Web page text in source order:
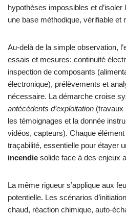
hypothèses impossibles et
une base méthodique, vérifiable et
Au-delà de la simple observation,
essais et mesures: continuité
inspection de composants
électronique), prélèvements et
nécessaire. La démarche croise
antécédents d’exploitation (travaux
les témoignages et la donnée
vidéos, capteurs). Chaque
traçabilité, essentielle pour étayer
incendie solide face à des enjeux
La même rigueur s’applique aux
potentielle. Les scénarios
chaud, réaction chimique, auto-